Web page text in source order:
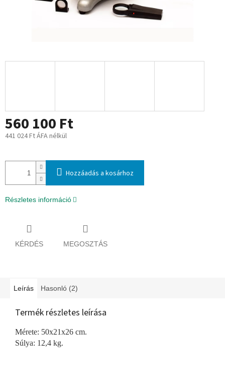
560 100 Ft
441 024 Ft ÁFA nélkül
Hozzáadás a kosárhoz
Részletes információ
KÉRDÉS MEGOSZTÁS
Leírás Hasonló (2)
Termék részletes leírása
Mérete: 50x21x26 cm.
Súlya: 12,4 kg.